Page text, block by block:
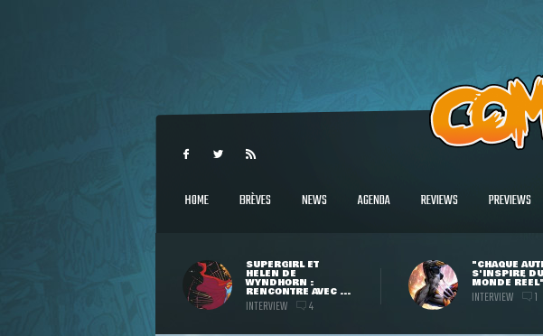
HOME BRÈVES NEWS AGENDA REVIEWS PREVIEWS
SUPERGIRL ET
HELEN DE
WYNDHORN :
RENCONTRE AVEC ...
INTERVIEW 4
"CHAQUE
S'INSPIRE DU
MONDE
INTERVIEW 1